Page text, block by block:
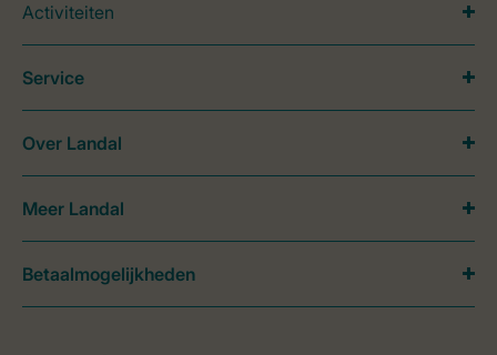
Activiteiten
Service
Over Landal
Meer Landal
Betaalmogelijkheden